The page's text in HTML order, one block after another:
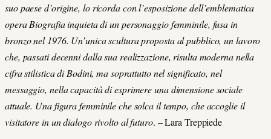
suo paese d’origine, lo ricorda con l’esposizione dell’emblematica
opera Biografia inquieta di un personaggio femminile, fusa in
bronzo nel 1976. Un’unica scultura proposta al pubblico, un lavoro
che, passati decenni dalla sua realizzazione, risulta moderna nella
cifra stilistica di Bodini, ma soprattutto nel significato, nel
messaggio, nella capacità di esprimere una dimensione sociale
attuale. Una figura femminile che solca il tempo, che accoglie il
visitatore in un dialogo rivolto al futuro. – Lara Treppiede